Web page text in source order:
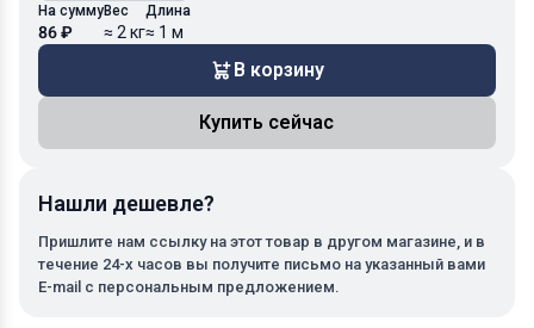
На сумму
86 ₽
Вес
≈ 2 кг
Длина
≈ 1 м
В корзину
Купить сейчас
Нашли дешевле?
Пришлите нам ссылку на этот товар в другом магазине, и в
течение 24-х часов вы получите письмо на указанный вами
E-mail с персональным предложением.